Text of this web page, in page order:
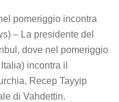
pomeriggio incontra
– La presidente del
dove nel pomeriggio
incontra il
Recep Tayyip
di Vahdettin.